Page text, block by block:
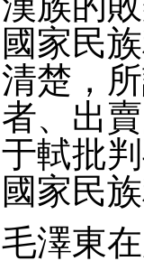
國家民
清楚，
者、出
于軾批
國家民
毛澤東